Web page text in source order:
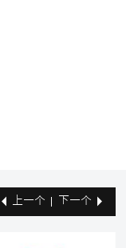
上一个 下一个